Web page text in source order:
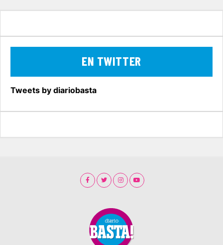
EN TWITTER
Tweets by diariobasta